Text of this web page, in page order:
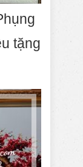
tặng